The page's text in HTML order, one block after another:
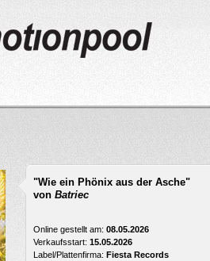
"Wie ein Phönix aus der Asche"
von Batriec
Online gestellt am: 08.05.2026
Verkaufsstart: 15.05.2026
Label/Plattenfirma: Fiesta Records